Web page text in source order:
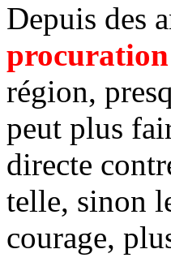
Depuis des
procuration
région,
peut plus
directe
telle, sinon
courage,